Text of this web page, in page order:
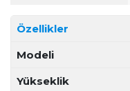
Özellikler
Modeli
Yükseklik